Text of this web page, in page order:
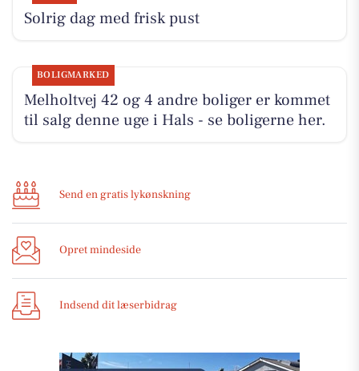
Solrig dag med frisk pust
BOLIGMARKED
Melholtvej 42 og 4 andre boliger er kommet
til salg denne uge i Hals - se boligerne her.
Send en gratis lykønskning
Opret mindeside
Indsend dit læserbidrag